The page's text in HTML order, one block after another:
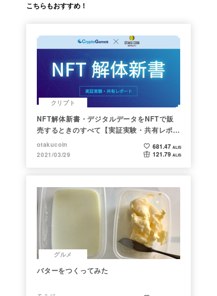
こちらもおすすめ！
クリプト
NFT解体新書・デジタルデータをNFTで販
売するときのすべて【実証実験・共有レポー
ト】
otakucoin
2021/03/29
681.47 ALIS
121.79 ALIS
グルメ
バターをつくってみた